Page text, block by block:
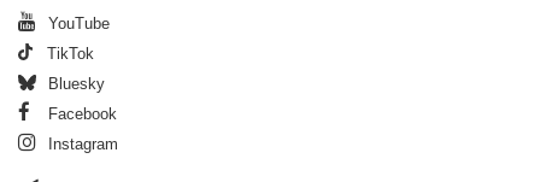
YouTube
TikTok
Bluesky
Facebook
Instagram